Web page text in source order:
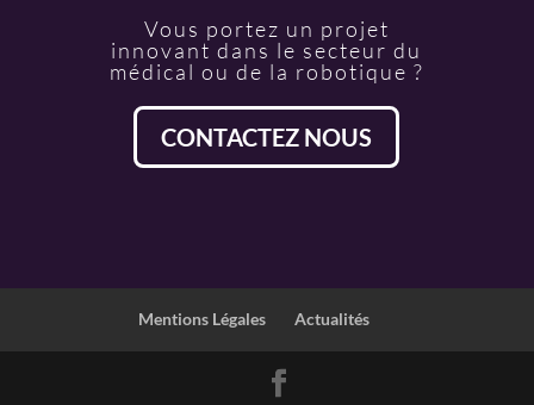
Vous portez un projet
innovant dans le secteur du
médical ou de la robotique ?
CONTACTEZ NOUS
Mentions Légales Actualités